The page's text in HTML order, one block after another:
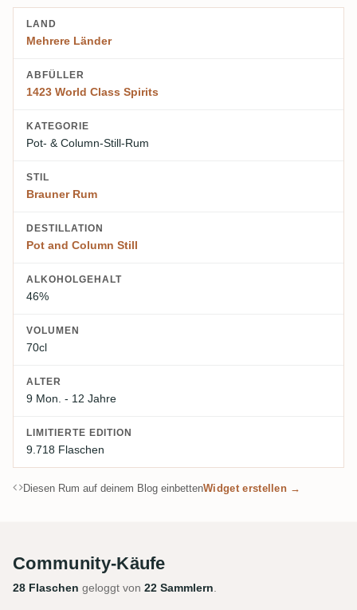
LAND
Mehrere Länder
ABFÜLLER
1423 World Class Spirits
KATEGORIE
Pot- & Column-Still-Rum
STIL
Brauner Rum
DESTILLATION
Pot and Column Still
ALKOHOLGEHALT
46%
VOLUMEN
70cl
ALTER
9 Mon. - 12 Jahre
LIMITIERTE EDITION
9.718 Flaschen
Diesen Rum auf deinem Blog einbettenWidget erstellen →
Community-Käufe
28 Flaschen geloggt von 22 Sammlern.